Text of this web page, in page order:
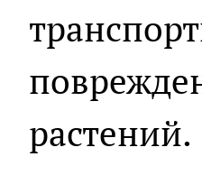
растений.